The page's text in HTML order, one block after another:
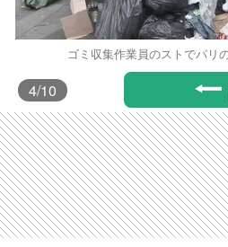
ゴミ収集作業員のストでパリ
4/10